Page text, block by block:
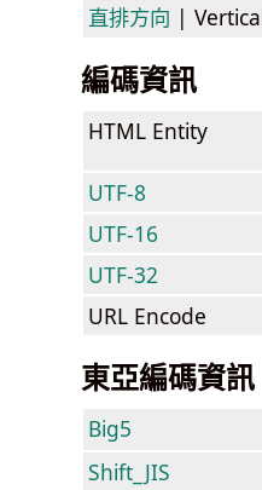
直排方向 |
編碼資訊
HTML Entity
UTF-8
UTF-16
UTF-32
URL Encode
東亞編碼資訊
Big5
Shift_JIS